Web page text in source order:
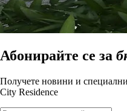
Абонирайте се за
Получете новини и
City Residence